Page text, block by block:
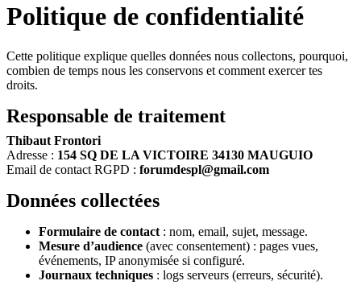
Politique de confidentialité
Cette politique explique quelles données nous collectons, pourquoi,
combien de temps nous les conservons et comment exercer tes
droits.
Responsable de traitement
Thibaut Frontori
Adresse : 154 SQ DE LA VICTOIRE 34130 MAUGUIO
Email de contact RGPD : forumdespl@gmail.com
Données collectées
Formulaire de contact : nom, email, sujet, message.
Mesure d’audience (avec consentement) : pages vues,
événements, IP anonymisée si configuré.
Journaux techniques : logs serveurs (erreurs, sécurité).